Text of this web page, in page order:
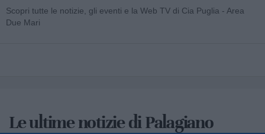
Scopri tutte le notizie, gli eventi e la Web TV di Cia Puglia - Area
Due Mari
Le ultime notizie di Palagiano